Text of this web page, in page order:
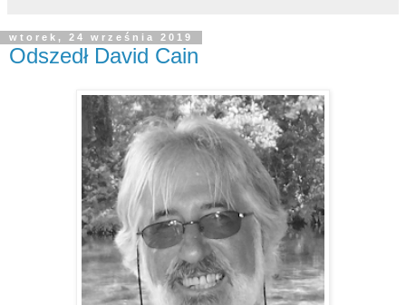
wtorek, 24 września 2019
Odszedł David Cain